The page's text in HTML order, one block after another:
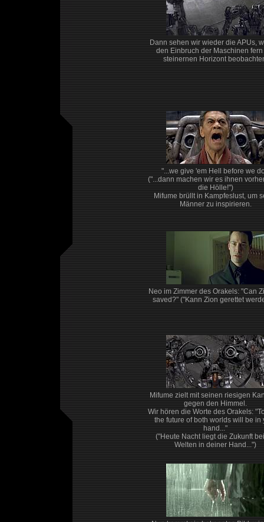
Dann sehen wir wieder die APUs,
den Einbruch der Maschinen fern
steinernen Horizont
"...we give 'em Hell before we
("...dann machen wir es ihnen
die Hölle!")
Mifume brüllt in Kampfeslust, um
Männer zu inspirieren.
Neo im Zimmer des Orakels: "Can
saved?" ("Kann Zion gerettet
Mifume zielt mit seinen riesigen
gegen den Himmel.
Wir hören die Worte des Orakels:
the future of both worlds will be in
hand..."
("Heute Nacht liegt die Zukunft
Welten in deiner Hand...")